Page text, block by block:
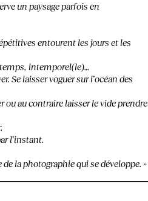
un paysage parfois en
entourent les jours et les
intemporel(le)…
Se laisser voguer sur l’océan des
ou au contraire laisser le vide prendre
l’instant.
la photographie qui se développe. »